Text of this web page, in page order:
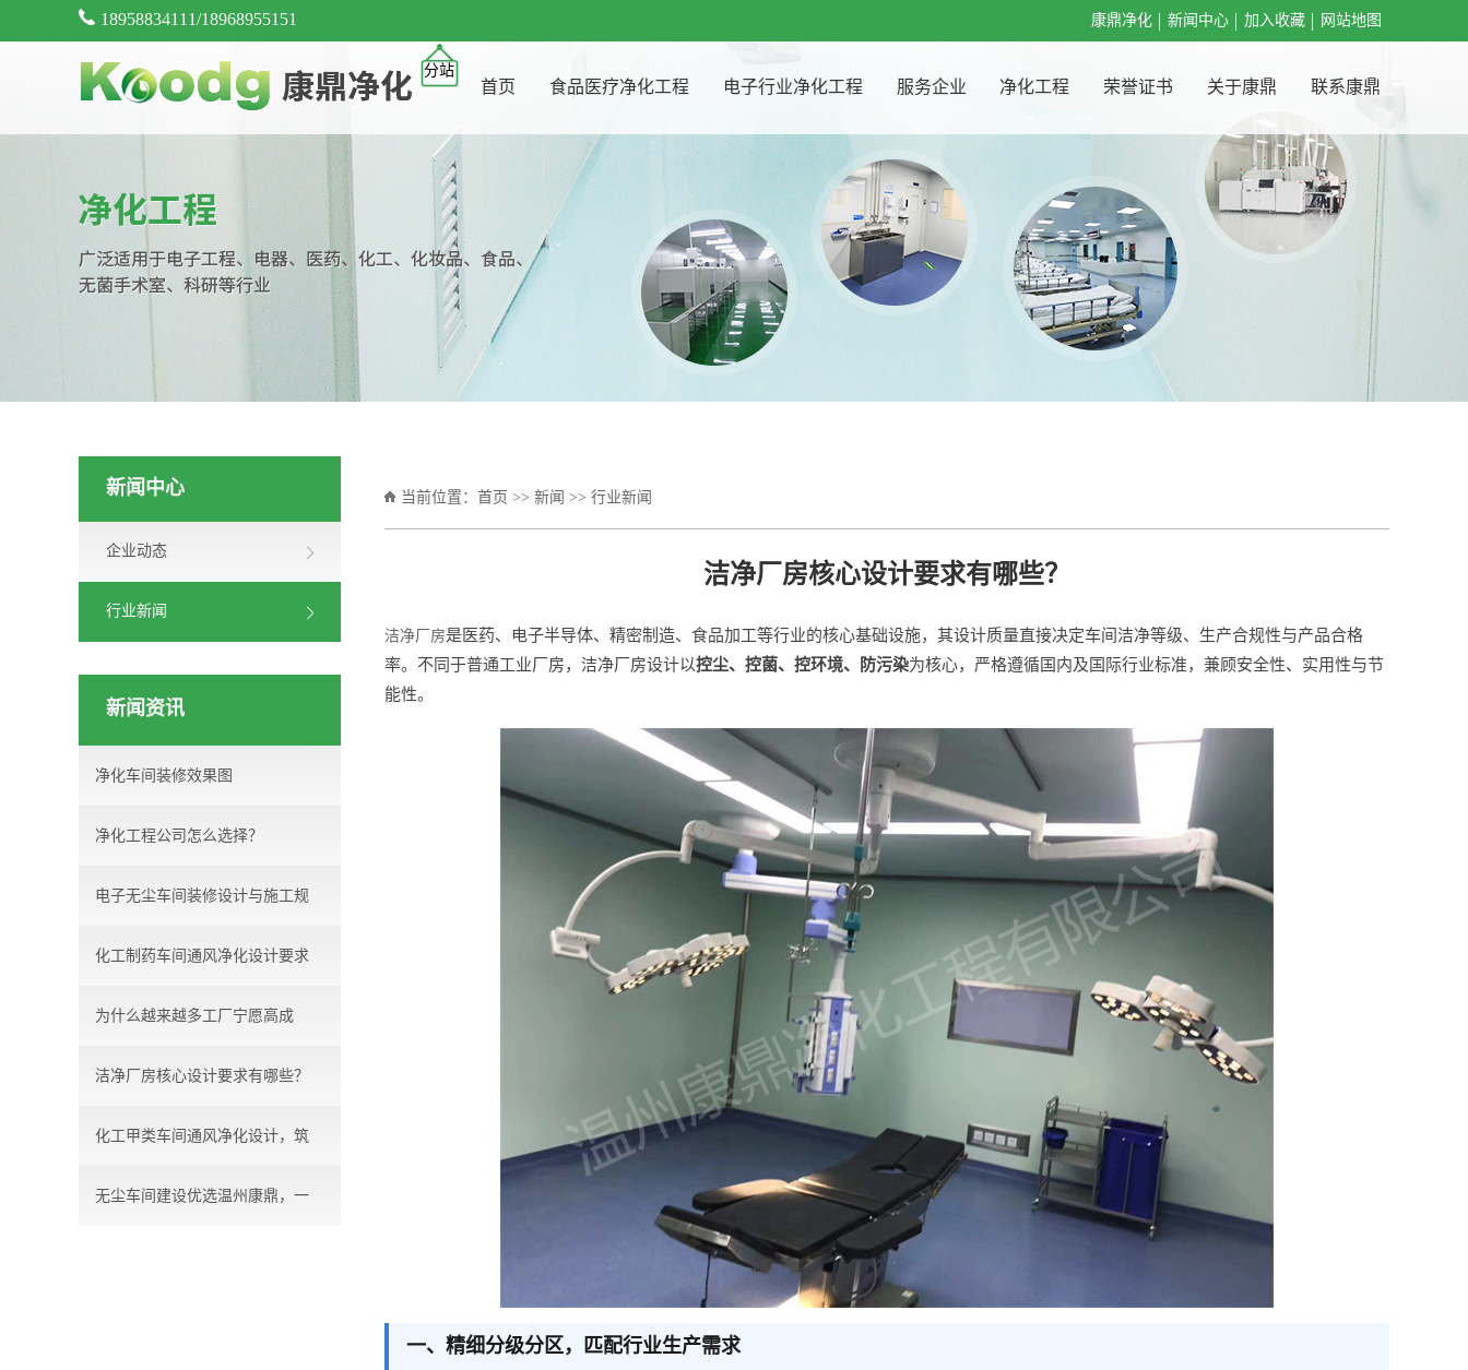
18958834111/18968955151 康鼎净化 新闻中心 加入收藏 网站地图
分站
首页 食品医疗净化工程 电子行业净化工程 服务企业 净化工程 荣誉证书 关于康鼎 联系康鼎
新闻中心
企业动态
行业新闻
新闻资讯
净化车间装修效果图
净化工程公司怎么选择？
电子无尘车间装修设计与施工规
范...
化工制药车间通风净化设计要求
为什么越来越多工厂宁愿高成
本，...
洁净厂房核心设计要求有哪些？
化工甲类车间通风净化设计，筑
牢...
无尘车间建设优选温州康鼎，一
当前位置： 首页 >> 新闻 >> 行业新闻
洁净厂房核心设计要求有哪些？
洁净厂房是医药、电子半导体、精密制造、食品加工等行业的核心基础设施，其设计质量直接决定车间洁净等级、生产合规性与产品合格
率。不同于普通工业厂房，洁净厂房设计以控尘、控菌、控环境、防污染为核心，严格遵循国内及国际行业标准，兼顾安全性、实用性与节
能性。
一、精细分级分区，匹配行业生产需求